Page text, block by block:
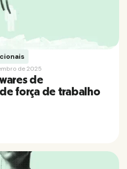
de 2025
de
força de trabalho